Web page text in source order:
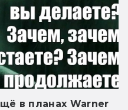
в планах Warner